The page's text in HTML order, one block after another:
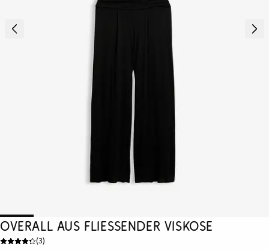
Overall aus fließender Viskose
(3)